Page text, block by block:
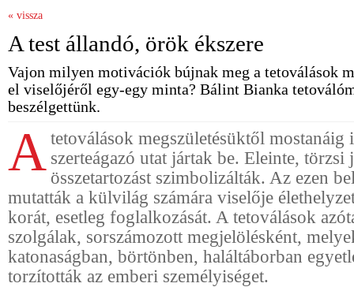
« vissza
A test állandó, örök ékszere
Vajon milyen motivációk bújnak meg a tetoválások
el viselőjéről egy-egy minta? Bálint Bianka
beszélgettünk.
Atetoválások megszületésüktől mostanáig
szerteágazó utat jártak be. Eleinte, törzsi
összetartozást szimbolizálták. Az ezen
mutatták a külvilág számára viselője
korát, esetleg foglalkozását. A tetoválások
szolgálak, sorszámozott megjelölésként,
katonaságban, börtönben, haláltáborban
torzították az emberi személyiséget.